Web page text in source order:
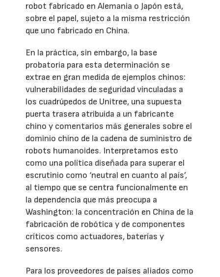
robot fabricado en Alemania o Japón está,
sobre el papel, sujeto a la misma restricción
que uno fabricado en China.
En la práctica, sin embargo, la base
probatoria para esta determinación se
extrae en gran medida de ejemplos chinos:
vulnerabilidades de seguridad vinculadas a
los cuadrúpedos de Unitree, una supuesta
puerta trasera atribuida a un fabricante
chino y comentarios más generales sobre el
dominio chino de la cadena de suministro de
robots humanoides. Interpretamos esto
como una política diseñada para superar el
escrutinio como ‘neutral en cuanto al país’,
al tiempo que se centra funcionalmente en
la dependencia que más preocupa a
Washington: la concentración en China de la
fabricación de robótica y de componentes
críticos como actuadores, baterías y
sensores.
Para los proveedores de países aliados como